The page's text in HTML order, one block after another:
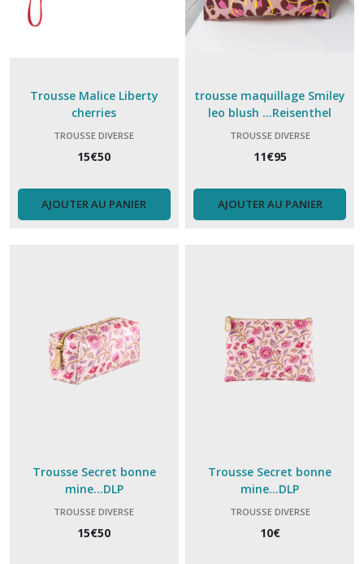
Trousse Malice Liberty
cherries
TROUSSE DIVERSE
15€50
AJOUTER AU PANIER
trousse maquillage Smiley
leo blush ...Reisenthel
TROUSSE DIVERSE
11€95
AJOUTER AU PANIER
Trousse Secret bonne
mine...DLP
TROUSSE DIVERSE
15€50
Trousse Secret bonne
mine...DLP
TROUSSE DIVERSE
10€